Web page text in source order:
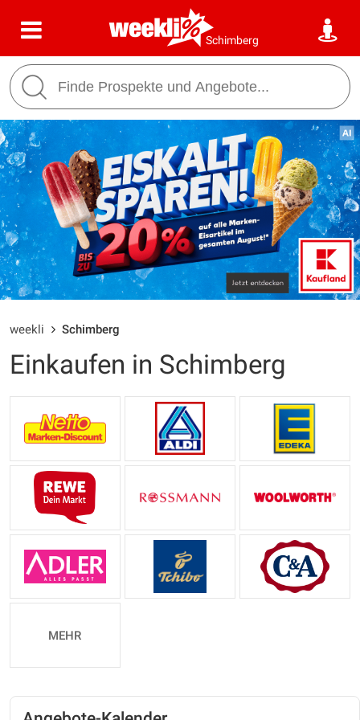
Schimberg
weekli Schimberg
Einkaufen in Schimberg
MEHR